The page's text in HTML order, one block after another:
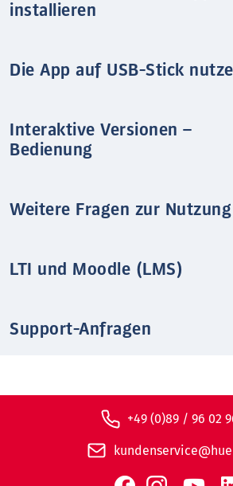
installieren
Die App auf USB-Stick
Interaktive Versionen –
Bedienung
Weitere Fragen zur Nutzung
LTI und Moodle (LMS)
Support-Anfragen
+49 (0)89 / 96 02